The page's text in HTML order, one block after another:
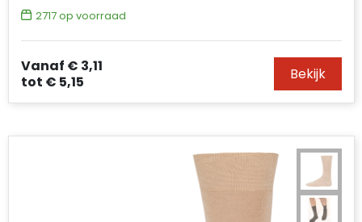
2717op voorraad
Vanaf € 3,11
tot € 5,15 Bekijk